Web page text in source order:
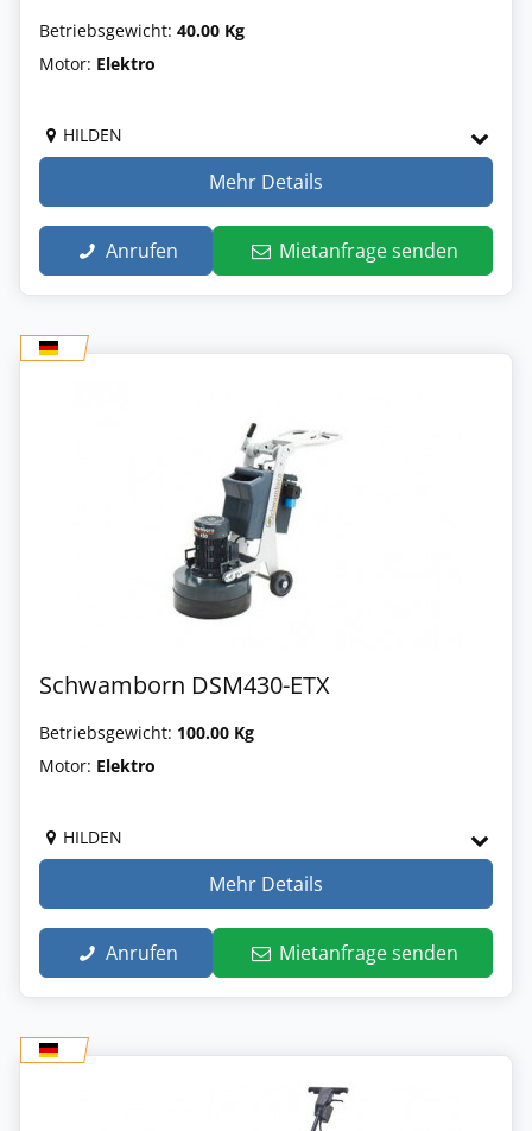
Betriebsgewicht: 40.00 Kg
Motor: Elektro
HILDEN
Mehr Details
Anrufen Mietanfrage senden
Schwamborn DSM430-ETX
Betriebsgewicht: 100.00 Kg
Motor: Elektro
HILDEN
Mehr Details
Anrufen Mietanfrage senden